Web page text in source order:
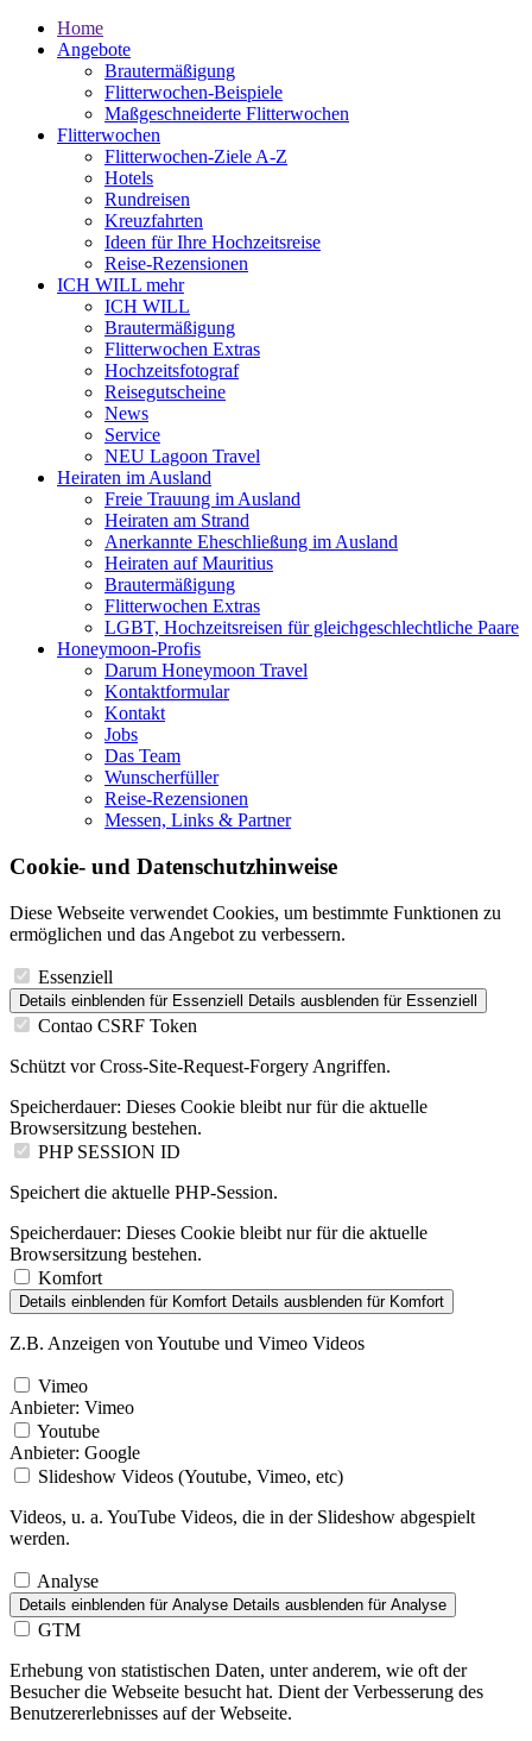
Home
Angebote
Brautermäßigung
Flitterwochen-Beispiele
Maßgeschneiderte Flitterwochen
Flitterwochen
Flitterwochen-Ziele A-Z
Hotels
Rundreisen
Kreuzfahrten
Ideen für Ihre Hochzeitsreise
Reise-Rezensionen
ICH WILL mehr
ICH WILL
Brautermäßigung
Flitterwochen Extras
Hochzeitsfotograf
Reisegutscheine
News
Service
NEU Lagoon Travel
Heiraten im Ausland
Freie Trauung im Ausland
Heiraten am Strand
Anerkannte Eheschließung im Ausland
Heiraten auf Mauritius
Brautermäßigung
Flitterwochen Extras
LGBT, Hochzeitsreisen für gleichgeschlechtliche Paare
Honeymoon-Profis
Darum Honeymoon Travel
Kontaktformular
Kontakt
Jobs
Das Team
Wunscherfüller
Reise-Rezensionen
Messen, Links & Partner
Cookie- und Datenschutzhinweise
Diese Webseite verwendet Cookies, um bestimmte Funktionen zu
ermöglichen und das Angebot zu verbessern.
Essenziell
Details einblenden für Essenziell Details ausblenden für Essenziell
Contao CSRF Token
Schützt vor Cross-Site-Request-Forgery Angriffen.
Speicherdauer: Dieses Cookie bleibt nur für die aktuelle
Browsersitzung bestehen.
PHP SESSION ID
Speichert die aktuelle PHP-Session.
Speicherdauer: Dieses Cookie bleibt nur für die aktuelle
Browsersitzung bestehen.
Komfort
Details einblenden für Komfort Details ausblenden für Komfort
Z.B. Anzeigen von Youtube und Vimeo Videos
Vimeo
Anbieter: Vimeo
Youtube
Anbieter: Google
Slideshow Videos (Youtube, Vimeo, etc)
Videos, u. a. YouTube Videos, die in der Slideshow abgespielt
werden.
Analyse
Details einblenden für Analyse Details ausblenden für Analyse
GTM
Erhebung von statistischen Daten, unter anderem, wie oft der
Besucher die Webseite besucht hat. Dient der Verbesserung des
Benutzererlebnisses auf der Webseite.